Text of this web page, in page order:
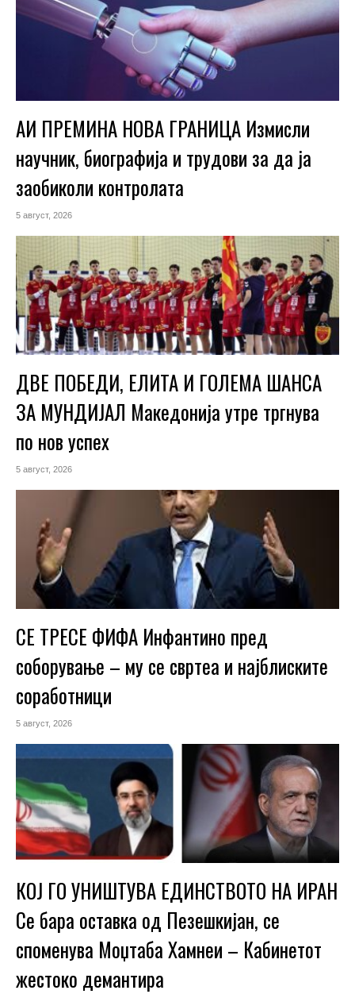
АИ ПРЕМИНА НОВА ГРАНИЦА Измисли
научник, биографија и трудови за да ја
заобиколи контролата
5 август, 2026
ДВЕ ПОБЕДИ, ЕЛИТА И ГОЛЕМА ШАНСА
ЗА МУНДИЈАЛ Македонија утре тргнува
по нов успех
5 август, 2026
СЕ ТРЕСЕ ФИФА Инфантино пред
соборување – му се свртеа и најблиските
соработници
5 август, 2026
КОЈ ГО УНИШТУВА ЕДИНСТВОТО НА ИРАН
Се бара оставка од Пезешкијан, се
споменува Моџтаба Хамнеи – Кабинетот
жестоко демантира